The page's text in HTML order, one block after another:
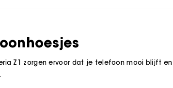
Z1 zorgen ervoor dat je telefoon mooi blijft